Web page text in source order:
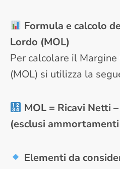
Formula e calcolo
Lordo (MOL)
Per calcolare il
(MOL) si utilizza la
MOL = Ricavi Netti
(esclusi
Elementi da